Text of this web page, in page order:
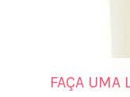
FAÇA UMA